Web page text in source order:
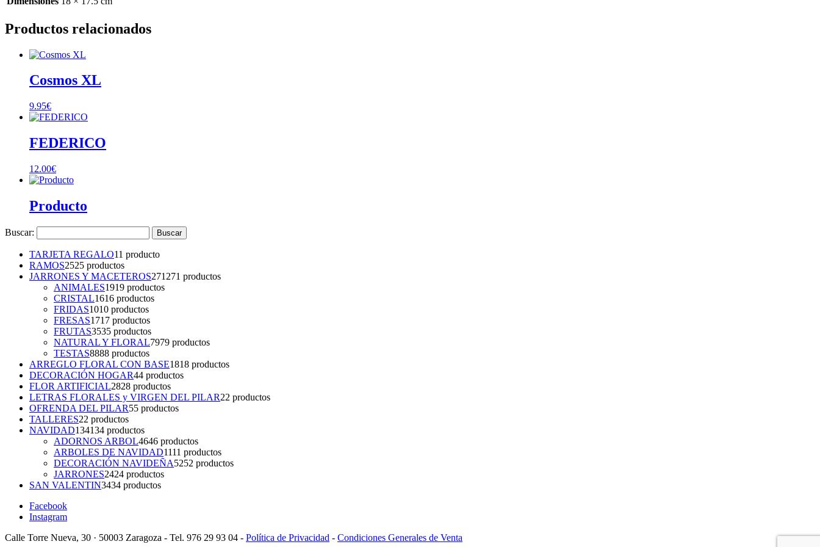
Productos relacionados
Cosmos XL
9.95€
FEDERICO
12.00€
Producto
Buscar:
TARJETA REGALO11 producto
RAMOS2525 productos
JARRONES Y MACETEROS271 271 productos
ANIMALES1919 productos
CRISTAL1616 productos
FRIDAS1010 productos
FRESAS1717 productos
FRUTAS3535 productos
NATURAL Y FLORAL7979 productos
TESTAS8888 productos
ARREGLO FLORAL CON BASE1818 productos
DECORACIÓN HOGAR44 productos
FLOR ARTIFICIAL2828 productos
LETRAS FLORALES y VIRGEN DEL PILAR22 productos
OFRENDA DEL PILAR55 productos
TALLERES22 productos
NAVIDAD134134 productos
ADORNOS ARBOL4646 productos
ARBOLES DE NAVIDAD1111 productos
DECORACIÓN NAVIDEÑA5252 productos
JARRONES2424 productos
SAN VALENTIN3434 productos
Facebook
Instagram
Calle Torre Nueva, 30 · 50003 Zaragoza - Tel. 976 29 93 04 - Política de Privacidad - Condiciones Generales de Venta